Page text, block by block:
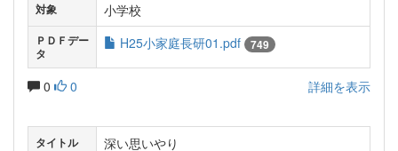
対象 小学校
ＰＤＦデー
タ
H25小家庭長研01.pdf 749
0 0 詳細を表示
タイトル 深い思いやり